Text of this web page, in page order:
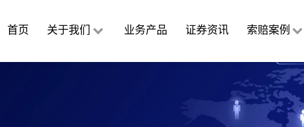
首页 关于我们 业务产品 证券资讯 索赔案例